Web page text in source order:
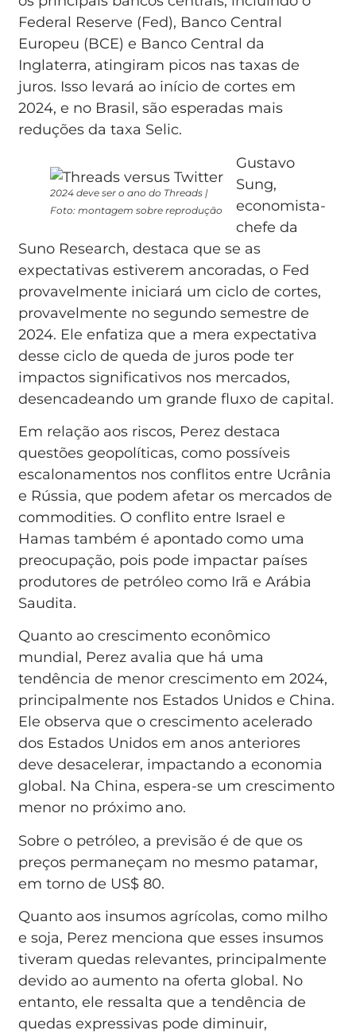
Federal Reserve (Fed), Banco Central
Europeu (BCE) e Banco Central da
Inglaterra, atingiram picos nas taxas de
juros. Isso levará ao início de cortes em
2024, e no Brasil, são esperadas mais
reduções da taxa Selic.
2024 deve ser o ano do Threads |
Foto: montagem sobre reprodução
Gustavo
Sung,
economista-
chefe da
Suno Research, destaca que se as
expectativas estiverem ancoradas, o Fed
provavelmente iniciará um ciclo de cortes,
provavelmente no segundo semestre de
2024. Ele enfatiza que a mera expectativa
desse ciclo de queda de juros pode ter
impactos significativos nos mercados,
desencadeando um grande fluxo de capital.
Em relação aos riscos, Perez destaca
questões geopolíticas, como possíveis
escalonamentos nos conflitos entre Ucrânia
e Rússia, que podem afetar os mercados de
commodities. O conflito entre Israel e
Hamas também é apontado como uma
preocupação, pois pode impactar países
produtores de petróleo como Irã e Arábia
Saudita.
Quanto ao crescimento econômico
mundial, Perez avalia que há uma
tendência de menor crescimento em 2024,
principalmente nos Estados Unidos e China.
Ele observa que o crescimento acelerado
dos Estados Unidos em anos anteriores
deve desacelerar, impactando a economia
global. Na China, espera-se um crescimento
menor no próximo ano.
Sobre o petróleo, a previsão é de que os
preços permaneçam no mesmo patamar,
em torno de US$ 80.
Quanto aos insumos agrícolas, como milho
e soja, Perez menciona que esses insumos
tiveram quedas relevantes, principalmente
devido ao aumento na oferta global. No
entanto, ele ressalta que a tendência de
quedas expressivas pode diminuir,